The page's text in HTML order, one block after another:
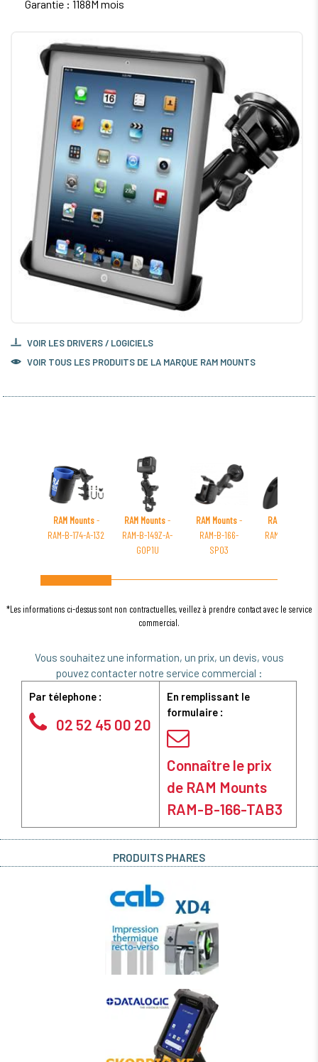
VOIR LES DRIVERS / LOGICIELS
VOIR TOUS LES PRODUITS DE LA MARQUE RAM MOUNTS
Garantie : 1188M mois
RAM Mounts-
RAM-B-174-A-132
RAM Mounts-
RAM-B-149Z-A-
GOP1U
RAM Mounts-
RAM-B-166-
SPO3
RAM Mounts
RAM-TRACK-H8
*Les informations ci-dessus sont non contractuelles, veillez à prendre contact avec le service
commercial.
Vous souhaitez une information, un prix, un devis, vous
pouvez contacter notre service commercial :
Par télephone :
02 52 45 00 20
En remplissant le
formulaire :
Connaître le prix
de RAM Mounts
RAM-B-166-TAB3
PRODUITS PHARES